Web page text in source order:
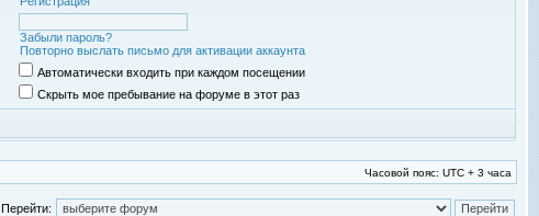
Забыли пароль?
Повторно выслать письмо для активации аккаунта
Автоматически входить при каждом посещении
Скрыть мое пребывание на форуме в этот раз
Часовой пояс: UTC + 3 часа
Перейти: